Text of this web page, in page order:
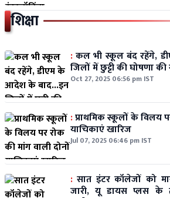
शिक्षा
:कल भी स्कूल बंद रहेंगे,
जिलों में छुट्टी की घोषणा
Oct 27, 2025 06:56 pm IST
:प्राथमिक स्कूलों के विलय
याचिकाएं खारिज
Jul 07, 2025 06:46 pm IST
: सात इंटर कॉलेजों को
जारी, यू डायस प्लस के